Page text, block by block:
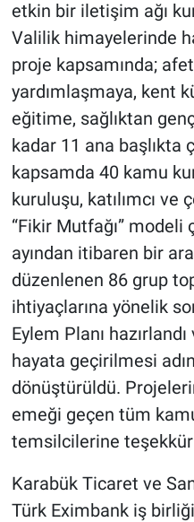
etkin bir iletişim ağı
Valilik himayelerinde
proje kapsamında;
yardımlaşmaya, kent
eğitime, sağlıktan
kadar 11 ana başlıkta
kapsamda 40 kamu
kuruluşu, katılımcı ve
“Fikir Mutfağı” modeli
ayından itibaren bir
düzenlenen 86 grup
ihtiyaçlarına yönelik
Eylem Planı
hayata geçirilmesi
dönüştürüldü.
emeği geçen tüm
temsilcilerine
Karabük Ticaret ve
Türk Eximbank iş